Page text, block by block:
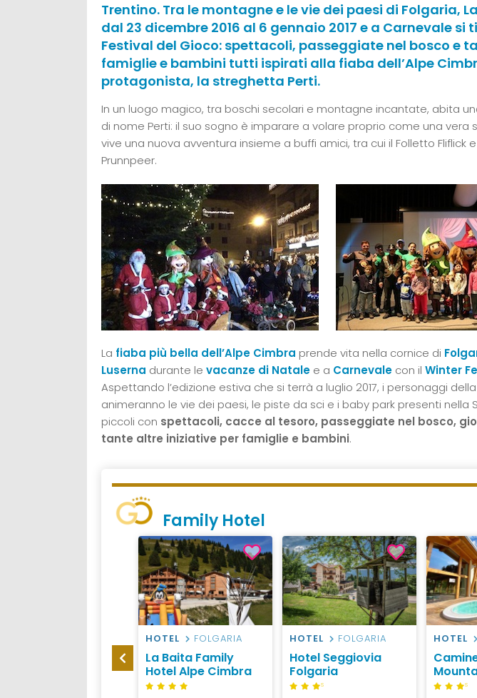
Trentino. Tra le montagne e le vie dei paesi di Folgaria,
dal 23 dicembre 2016 al 6 gennaio 2017 e a Carnevale si
Festival del Gioco: spettacoli, passeggiate nel bosco e
famiglie e bambini tutti ispirati alla fiaba dell’Alpe
protagonista, la streghetta Perti.
In un luogo magico, tra boschi secolari e montagne incantate, abita
di nome Perti: il suo sogno è imparare a volare proprio come una vera
vive una nuova avventura insieme a buffi amici, tra cui il Folletto Fliflick
Prunnpeer.
La fiaba più bella dell’Alpe Cimbra prende vita nella cornice di
Luserna durante le vacanze di Natale e a Carnevale con il Winter
Aspettando l’edizione estiva che si terrà a luglio 2017, i personaggi
animeranno le vie dei paesi, le piste da sci e i baby park presenti nella
piccoli con spettacoli, cacce al tesoro, passeggiate nel bosco,
tante altre iniziative per famiglie e bambini.
Family Hotel
HOTEL FOLGARIA
La Baita Family
Hotel Alpe Cimbra
HOTEL FOLGARIA
Hotel Seggiovia
Folgaria
S
HOTEL
S